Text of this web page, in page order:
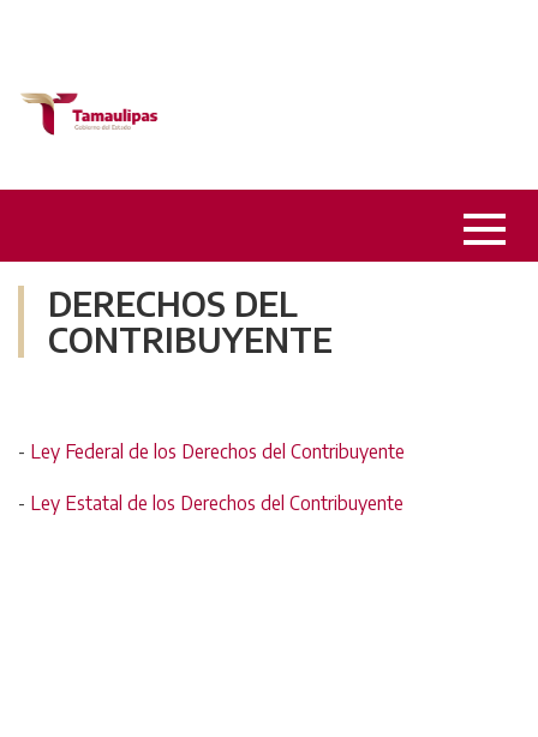
DERECHOS DEL
CONTRIBUYENTE
- Ley Federal de los Derechos del Contribuyente
- Ley Estatal de los Derechos del Contribuyente